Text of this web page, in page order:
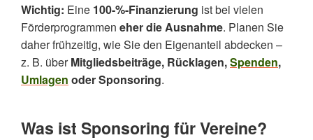
Wichtig: Eine 100-%-Finanzierung ist bei vielen
Förderprogrammen eher die Ausnahme. Planen Sie
daher frühzeitig, wie Sie den Eigenanteil abdecken –
z. B. überMitgliedsbeiträge, Rücklagen,Spenden,
Umlagen oder Sponsoring.
Was ist Sponsoring für Vereine?